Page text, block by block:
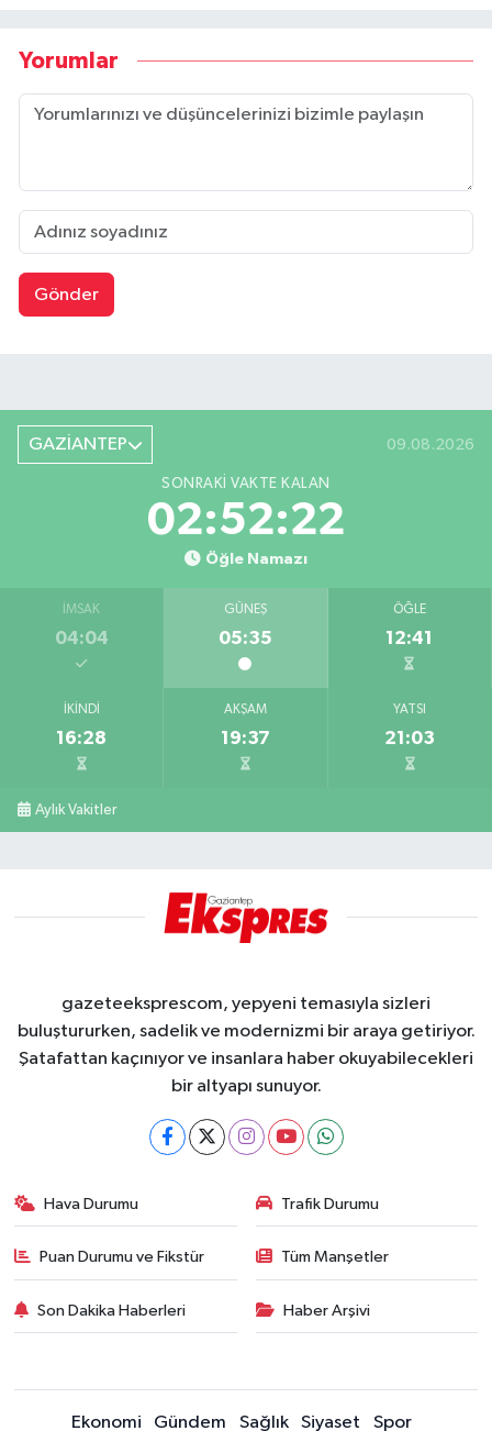
Yorumlar
Gönder
GAZİANTEP 09.08.2026
SONRAKI VAKTE KALAN
02:52:21
Öğle Namazı
İMSAK
04:04
GÜNEŞ
05:35
ÖĞLE
12:41
İKINDI
16:28
AKŞAM
19:37
YATSI
21:03
Aylık Vakitler
gazeteeksprescom, yepyeni temasıyla sizleri
buluştururken, sadelik ve modernizmi bir araya getiriyor.
Şatafattan kaçınıyor ve insanlara haber okuyabilecekleri
bir altyapı sunuyor.
Hava Durumu Trafik Durumu
Puan Durumu ve Fikstür Tüm Manşetler
Son Dakika Haberleri Haber Arşivi
Ekonomi Gündem Sağlık Siyaset Spor